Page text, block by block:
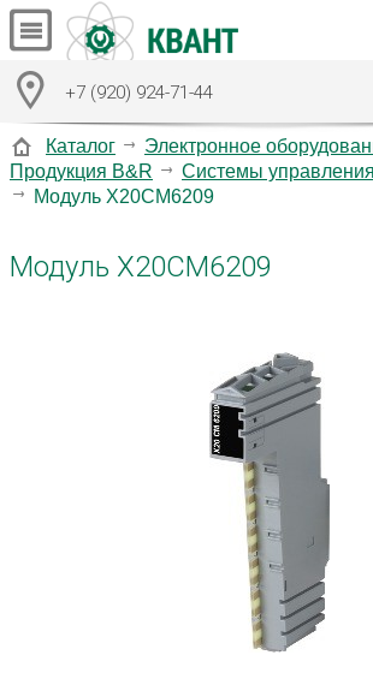
+7 (920) 924-71-44
Каталог
Электронное
Продукция B&R
Системы управления
Модуль X20CM6209
Модуль X20CM6209